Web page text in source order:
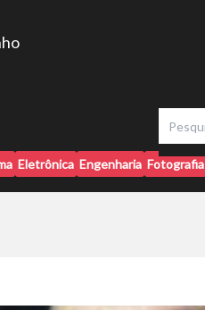
Eletrônica Engenharia Fotografia